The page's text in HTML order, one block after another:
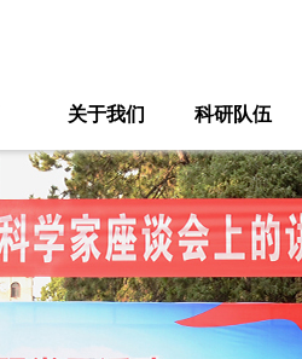
关于我们 科研队伍